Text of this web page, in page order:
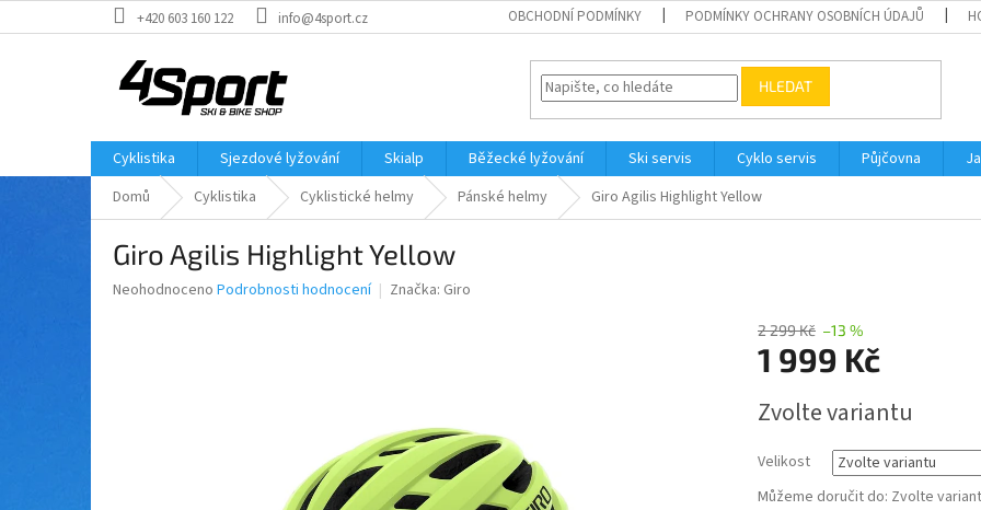
na
+420 603 160 122 info@4sport.cz OBCHODNÍ PODMÍNKY PODMÍNKY OCHRANY OSOBNÍCH ÚDAJŮ
HLEDAT
Cyklistika Sjezdové lyžování Skialp Běžecké lyžování Ski servis Cyklo servis Půjčovna
Domů
Cyklistika Cyklistické helmy Pánské helmy Giro Agilis Highlight Yellow
Giro Agilis Highlight Yellow
Průměrné
Neohodnoceno Podrobnosti hodnocení Značka: Giro
2 299 Kč –13 %
1 999 Kč
cena:
Zvolte variantu
Velikost
Můžeme doručit do: Zvolte